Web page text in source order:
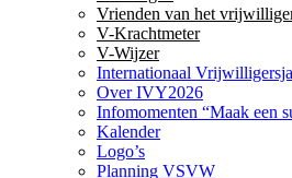
Vrienden van het
V-Krachtmeter
V-Wijzer
Internationaal
Over IVY2026
Infomomenten “Maak een
Kalender
Logo’s
Planning VSVW